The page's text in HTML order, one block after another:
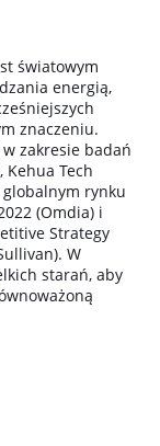
światowym
energią,
znaczeniu.
zakresie badań
Tech
globalnym rynku
(Omdia) i
Strategy
W
starań, aby